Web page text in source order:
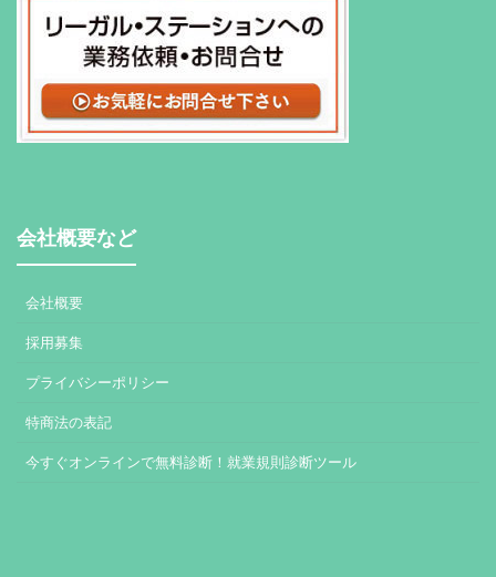
会社概要など
会社概要
採用募集
プライバシーポリシー
特商法の表記
今すぐオンラインで無料診断！就業規則診断ツール